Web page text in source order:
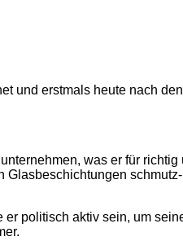
und erstmals heute nach
was er für
politisch aktiv sein, um